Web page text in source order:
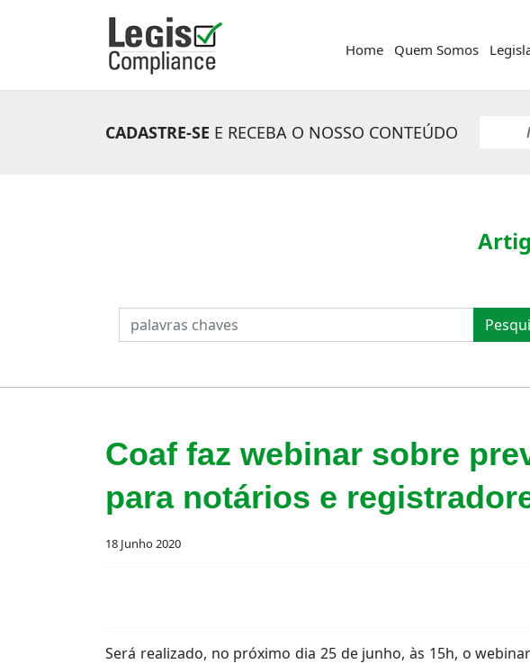
Home Quem Somos
CADASTRE-SE E RECEBA O NOSSO CONTEÚDO
PESQUISAR
Coaf faz webinar sobre
para notários e
18 Junho 2020
Será realizado, no próximo dia 25 de junho, às 15h, o